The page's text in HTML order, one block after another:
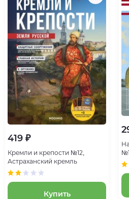
419 ₽
Кремли и крепости №12,
Астраханский кремль
Купить